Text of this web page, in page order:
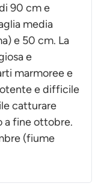
90 cm e
media
e 50 cm. La
e
marmoree e
e difficile
catturare
a fine ottobre.
(fiume